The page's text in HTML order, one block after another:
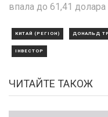
впала до 61,41 долара
КИТАЙ (РЕГІОН) ДОНАЛЬД
ІНВЕСТОР
ЧИТАЙТЕ ТАКОЖ